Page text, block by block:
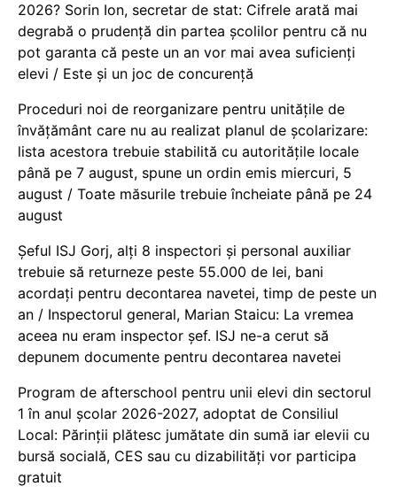
2026? Sorin Ion, secretar de stat: Cifrele arată mai
degrabă o prudență din partea școlilor pentru că nu
pot garanta că peste un an vor mai avea suficienți
elevi / Este și un joc de concurență
Proceduri noi de reorganizare pentru unitățile de
învățământ care nu au realizat planul de școlarizare:
lista acestora trebuie stabilită cu autoritățile locale
până pe 7 august, spune un ordin emis miercuri, 5
august / Toate măsurile trebuie încheiate până pe 24
august
Șeful ISJ Gorj, alți 8 inspectori și personal auxiliar
trebuie să returneze peste 55.000 de lei, bani
acordați pentru decontarea navetei, timp de peste un
an / Inspectorul general, Marian Staicu: La vremea
aceea nu eram inspector șef. ISJ ne-a cerut să
depunem documente pentru decontarea navetei
Program de afterschool pentru unii elevi din sectorul
1 în anul școlar 2026-2027, adoptat de Consiliul
Local: Părinții plătesc jumătate din sumă iar elevii cu
bursă socială, CES sau cu dizabilităţi vor participa
gratuit